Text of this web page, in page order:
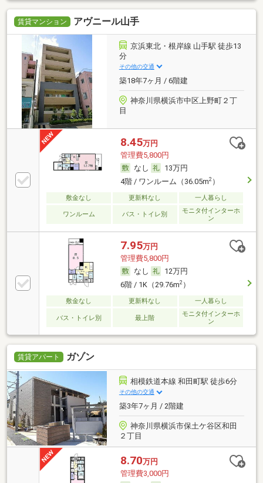
賃貸マンション アヴニール山手
京浜東北・根岸線 山手駅 徒歩13
分
その他の交通
築18年7ヶ月 / 6階建
神奈川県横浜市中区上野町２丁
目
8.45万円
管理費5,800円
なし
13万円
4階 / ワンルーム（36.05m2）
敷金なし 更新料なし 一人暮らし
ワンルーム バス・トイレ別
モニタ付インターホ
ン
7.95万円
管理費5,800円
なし
12万円
6階 / 1K（29.76m2）
敷金なし 更新料なし 一人暮らし
バス・トイレ別 最上階
モニタ付インターホ
ン
賃貸アパート ガゾン
相模鉄道本線 和田町駅 徒歩6分
その他の交通
築3年7ヶ月 / 2階建
神奈川県横浜市保土ケ谷区和田
２丁目
8.70万円
管理費3,000円